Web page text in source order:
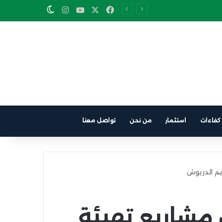
Facebook
YouTube
Instagram
Switch skin
كفاءات استثمار من نحن تواصل معنا
الدريوش
تهيئة